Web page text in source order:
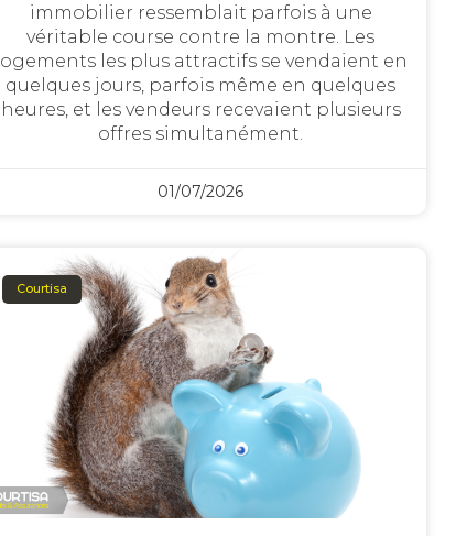
immobilier ressemblait parfois à une
véritable course contre la montre. Les
logements les plus attractifs se vendaient en
quelques jours, parfois même en quelques
heures, et les vendeurs recevaient plusieurs
offres simultanément.
01/07/2026
Courtisa